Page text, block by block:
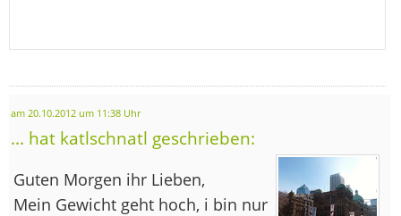
am 20.10.2012 um 11:38 Uhr
... hat katlschnatl geschrieben:
Guten Morgen ihr Lieben,
Mein Gewicht geht hoch, i bin nur